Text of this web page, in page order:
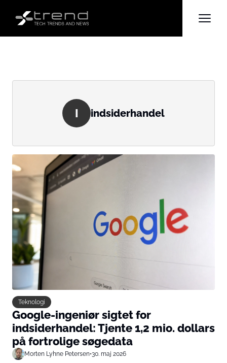
I indsiderhandel
Teknologi
Google-ingeniør sigtet for
indsiderhandel: Tjente 1,2 mio. dollars
på fortrolige søgedata
Morten Lyhne Petersen•30. maj 2026